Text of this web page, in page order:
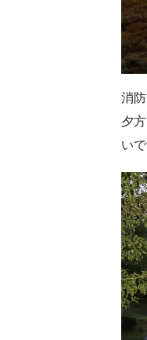
消
夕
い